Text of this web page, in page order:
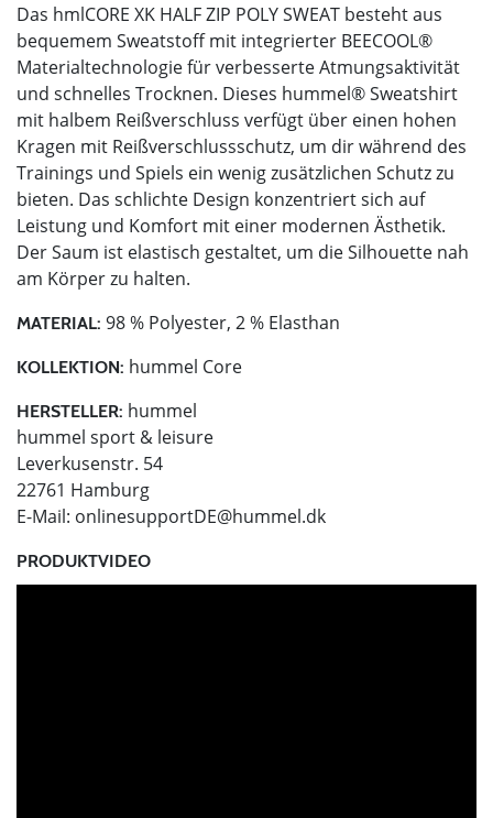
Das hmlCORE XK HALF ZIP POLY SWEAT besteht aus
bequemem Sweatstoff mit integrierter BEECOOL®
Materialtechnologie für verbesserte Atmungsaktivität
und schnelles Trocknen. Dieses hummel® Sweatshirt
mit halbem Reißverschluss verfügt über einen hohen
Kragen mit Reißverschlussschutz, um dir während des
Trainings und Spiels ein wenig zusätzlichen Schutz zu
bieten. Das schlichte Design konzentriert sich auf
Leistung und Komfort mit einer modernen Ästhetik.
Der Saum ist elastisch gestaltet, um die Silhouette nah
am Körper zu halten.
MATERIAL: 98 % Polyester, 2 % Elasthan
KOLLEKTION: hummel Core
HERSTELLER: hummel
hummel sport & leisure
Leverkusenstr. 54
22761 Hamburg
E-Mail: onlinesupportDE@hummel.dk
PRODUKTVIDEO